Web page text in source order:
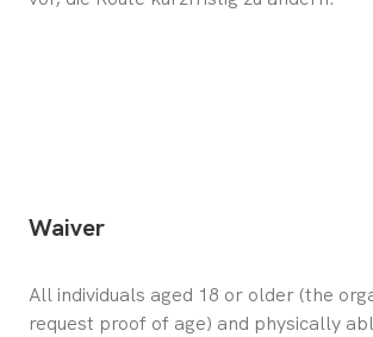
Waiver
All individuals aged 18 or older (the
request proof of age) and physically